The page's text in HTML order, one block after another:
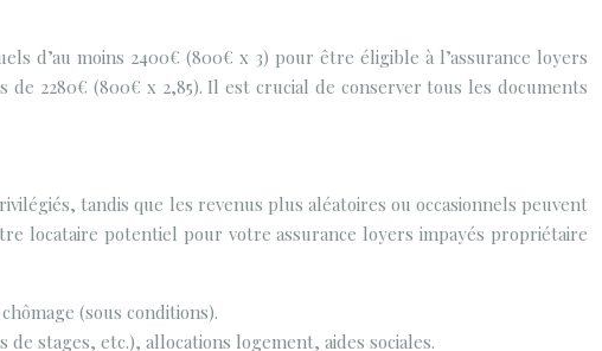
d’au moins 2400€ (800€ x 3) pour être éligible à l’assurance loyers
2280€ (800€ x 2,85). Il est crucial de conserver tous les documents
tandis que les revenus plus aléatoires ou occasionnels peuvent
locataire potentiel pour votre assurance loyers impayés propriétaire
(sous conditions).
stages, etc.), allocations logement, aides sociales.